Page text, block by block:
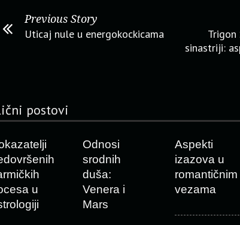
Previous Story
Uticaj nule u energokockicama
Trigon
sinastriji:
postovi
u
Odnosi
srodnih
duša:
Venera i
Mars
Aspekti
izazova u
romantičnim
vezama